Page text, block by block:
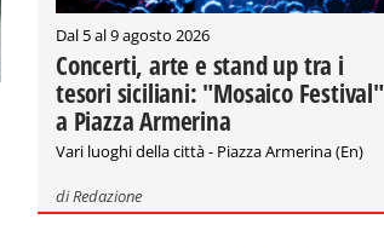
Dal 5 al 9 agosto 2026
Concerti, arte e stand up tra i
tesori siciliani: "Mosaico Festival"
a Piazza Armerina
Vari luoghi della città - Piazza Armerina (En)
diRedazione